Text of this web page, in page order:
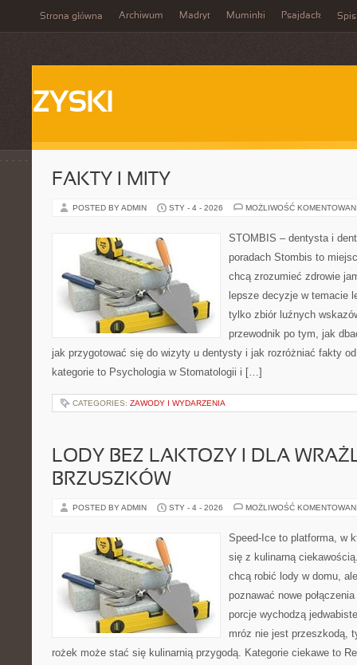
Strona główna Archiwum Madryt Muminki Psajdack Spis
ZYSKI
FAKTY I MITY
POSTED BY ADMIN STY - 4 - 2026 MOŻLIWOŚĆ
STOMBIS – dentysta i
poradach Stombis to
chcą zrozumieć zdrowie
lepsze decyzje w temacie
tylko zbiór luźnych
przewodnik po tym, jak
jak przygotować się do wizyty u dentysty i jak rozróżniać fakty od
kategorie to Psychologia w Stomatologii i […]
CATEGORIES: ZAWODY I WYDARZENIA
LODY BEZ LAKTOZY I DLA
BRZUSZKÓW
POSTED BY ADMIN STY - 4 - 2026 MOŻLIWOŚĆ
Speed-Ice to platforma, w
się z kulinarną
chcą robić lody w domu,
poznawać nowe
porcje wychodzą
mróz nie jest przeszkodą,
rożek może stać się kulinarnią przygodą. Kategorie ciekawe to